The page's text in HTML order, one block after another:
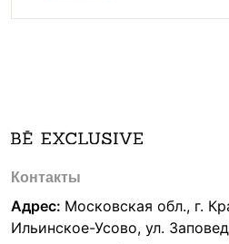
Контакты
Адрес: Московская обл., г.
Ильинское-Усово, ул.